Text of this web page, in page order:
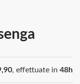
, effettuate in 48h